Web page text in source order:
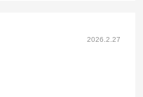
2026.2.27